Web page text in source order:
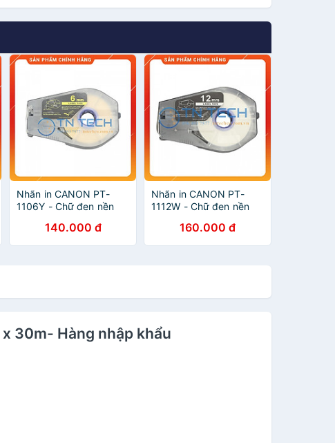
Nhãn in CANON PT-
1106Y - Chữ đen nền
Dùng cho máy in ống
CANON [Hàng nhập
140.000 đ
Nhãn in CANON PT-
1112W - Chữ đen nền
Dùng cho máy in ống
CANON [Hàng nhập
160.000 đ
30m- Hàng nhập khẩu